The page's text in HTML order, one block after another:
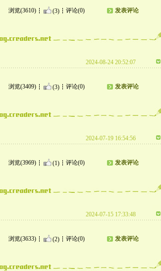
浏览(3610) (3) 评论(0) 发表评论
2024-08-24 20:52:07
浏览(3409) (3) 评论(0) 发表评论
2024-07-19 16:54:56
浏览(3969) (1) 评论(0) 发表评论
2024-07-15 17:33:48
浏览(3633) (2) 评论(0) 发表评论